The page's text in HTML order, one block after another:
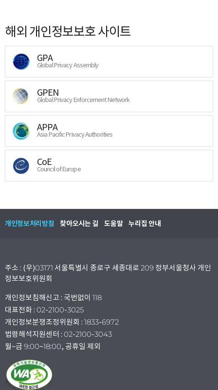
해외 개인정보보호 사이트
GPA
Global Privacy Assembly
GPEN
Global Privacy Enforcement Network
APPA
Asia Pacific Privacy Authorities
CoE
Council of Europe
개인정보처리방침 찾아오시는 길 도움말 누리집 안내
주소 : (우)03171 서울특별시 종로구 세종대로 209 정부서울청사 개인
정보보호위원회
개인정보침해신고 : 국번없이 118
대표전화 : 02-2100-3025
개인정보분쟁조정위원회 : 1833-6972
법령해석지원센터 : 02-2100-3043
월~금 9:00~18:00, 공휴일 제외